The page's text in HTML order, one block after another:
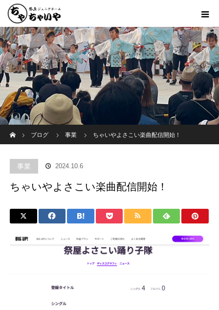
ブログ
事業 ちゃいやよさこい楽曲配信開始！
事業 2024.10.6
ちゃいやよさこい楽曲配信開始！